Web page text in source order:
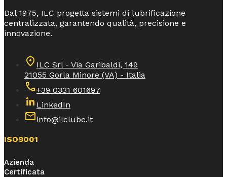
Dal 1975, ILC progetta sistemi di lubrificazione
centralizzata, garantendo qualità, precisione e
innovazione.
ILC Srl - Via Garibaldi, 149
21055 Gorla Minore (VA) - Italia
+39 0331 601697
LinkedIn
info@ilclube.it
ISO9001
Azienda
Certificata